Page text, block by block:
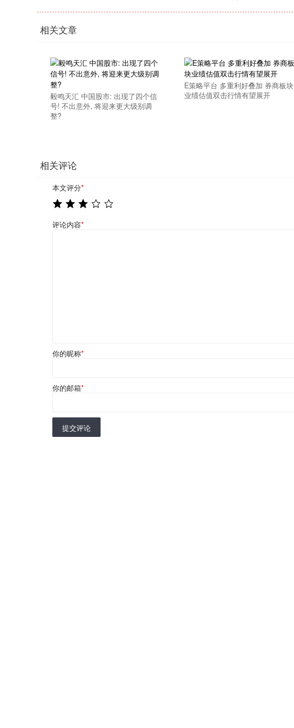
相关文章
毅鸣天汇 中国股市: 出现了四个信
号! 不出意外, 将迎来更大级别调
整?
E策略平台 多重利好叠加 券商板块
业绩估值双击行情有望展开
相关评论
本文评分*
评论内容*
你的昵称*
你的邮箱*
提交评论